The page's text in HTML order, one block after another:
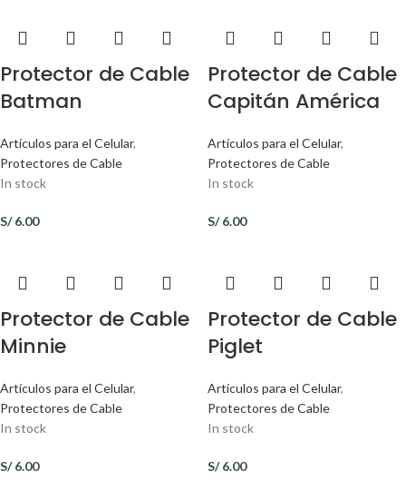
Protector de Cable
Batman
Artículos para el Celular,
Protectores de Cable
In stock
S/6.00
Protector de Cable
Capitán América
Artículos para el Celular,
Protectores de Cable
In stock
S/6.00
Protector de Cable
Minnie
Artículos para el Celular,
Protectores de Cable
In stock
S/6.00
Protector de Cable
Piglet
Artículos para el Celular,
Protectores de Cable
In stock
S/6.00